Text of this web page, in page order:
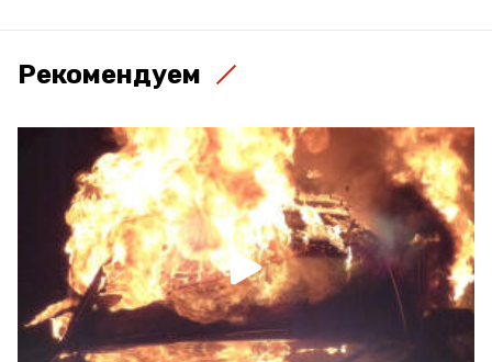
Рекомендуем